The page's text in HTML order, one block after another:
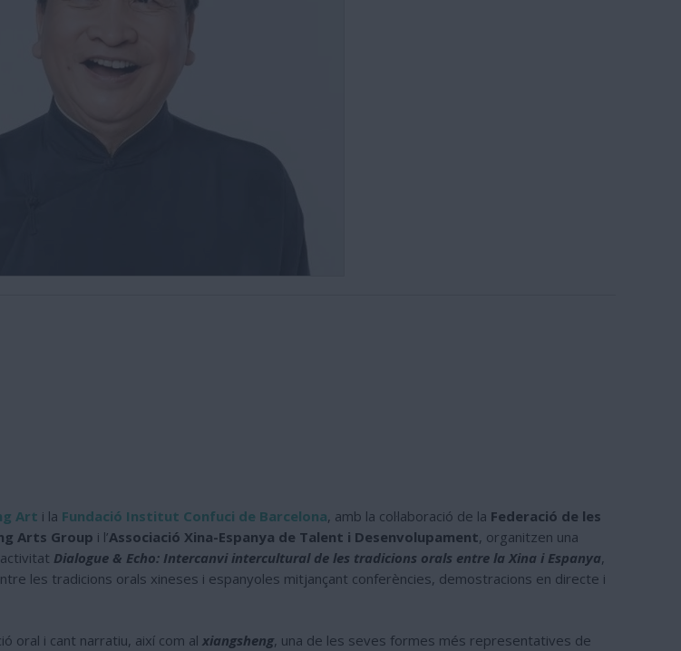
Art i la Fundació Institut Confuci de Barcelona, amb la col·laboració de la Federació de les
Arts Group i l’Associació Xina-Espanya de Talent i Desenvolupament, organitzen una
Dialogue & Echo: Intercanvi intercultural de les tradicions orals entre la Xina i Espanya,
les tradicions orals xineses i espanyoles mitjançant conferències, demostracions en directe i
oral i cant narratiu, així com al xiangsheng, una de les seves formes més representatives de